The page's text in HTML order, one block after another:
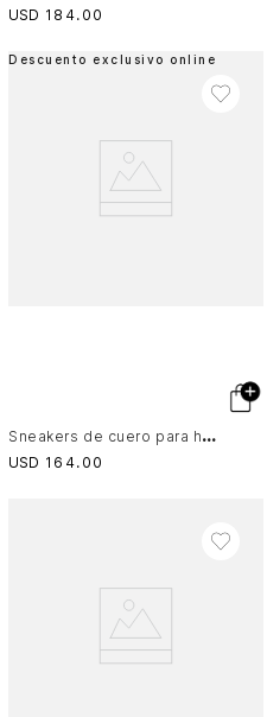
USD 184. 00
Descuento exclusivo online
S
neakers de cuero para hombre Aqua
USD 164. 00